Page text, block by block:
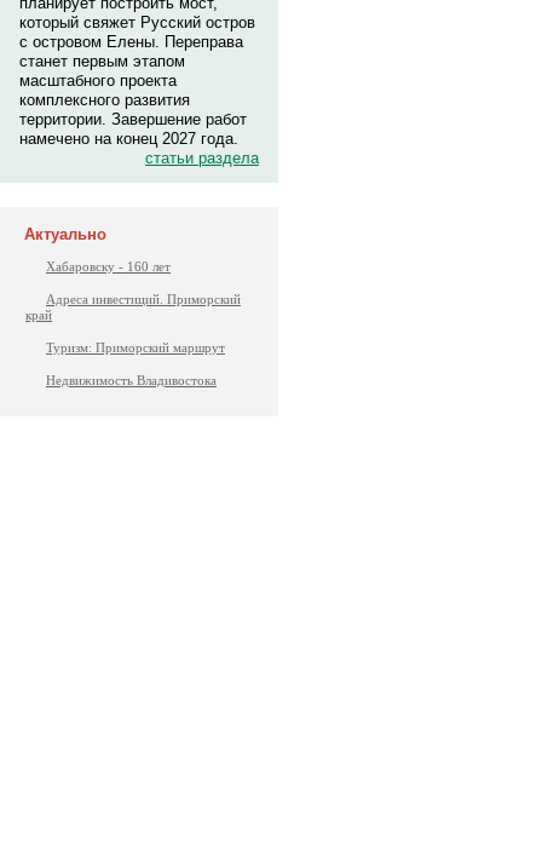
который свяжет Русский остров
с островом Елены. Переправа
станет первым этапом
масштабного проекта
комплексного развития
территории. Завершение работ
намечено на конец 2027 года.
статьи раздела
Актуально
Хабаровску - 160 лет
Адреса инвестиций. Приморский
край
Туризм: Приморский маршрут
Недвижимость Владивостока